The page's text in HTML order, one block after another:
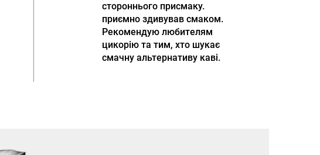
стороннього присмаку.
приємно здивував смаком.
Рекомендую любителям
цикорію та тим, хто шукає
смачну альтернативу каві.